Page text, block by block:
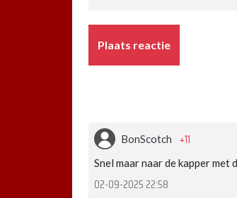
Plaats reactie
BonScotch +11
Snel maar naar de kapper
02-09-2025 22:58